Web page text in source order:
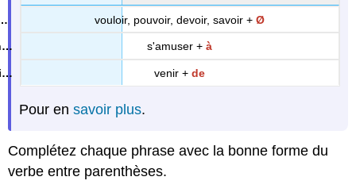
vouloir, pouvoir, devoir, savoir + Ø
s'amuser + à
venir + de
Pour ensavoir plus.
Complétez chaque phrase avec la bonne forme du
verbe entre parenthèses.